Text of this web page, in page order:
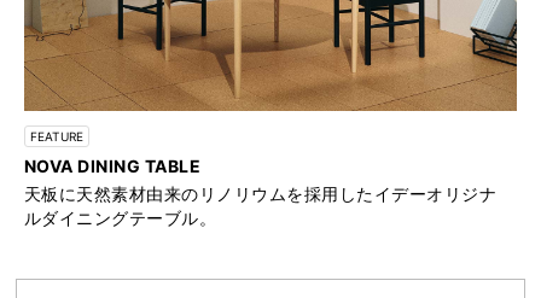
FEATURE
NOVA DINING TABLE
天板に天然素材由来のリノリウムを採用したイデーオリジナ
ルダイニングテーブル。